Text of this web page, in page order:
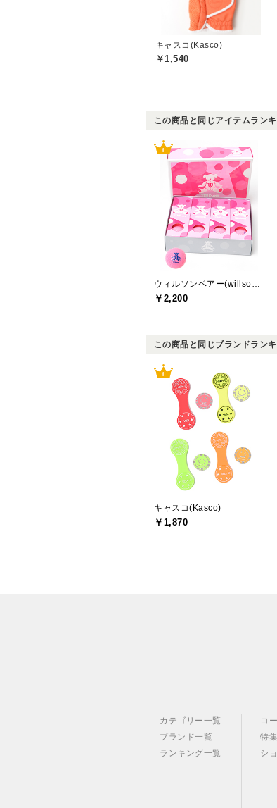
キャスコ(Kasco)
￥1,540
この商品と同じアイテムラン
￥2,200
この商品と同じブランドラン
キャスコ(Kasco)
￥1,870
カテゴリー一覧
ブランド一覧
ランキング一覧
コ
特
シ